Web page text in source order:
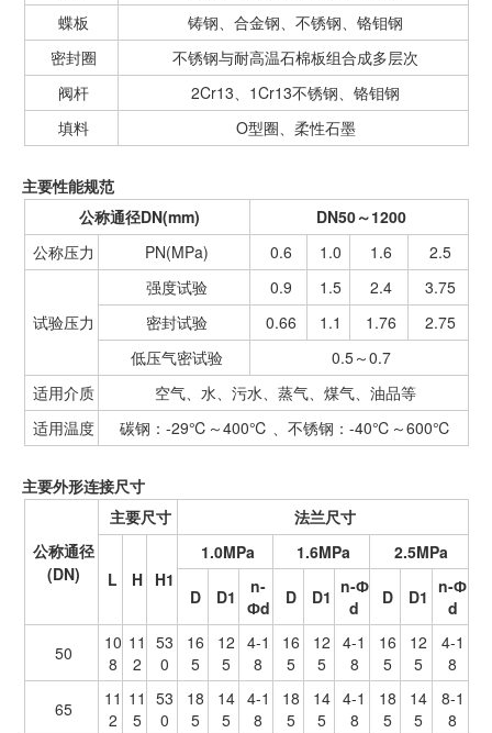
蝶板
铸钢、合金钢、不锈钢、铬钼钢
密封圈
不锈钢与耐高温石棉板组合成多层次
阀杆
2Cr13、1Cr13不锈钢、铬钼钢
填料
O型圈、柔性石墨
主要性能规范
公称通径DN(mm)
DN50～1200
公称压力
PN(MPa) 0.6 1.0 1.6 2.5
试验压力
强度试验 0.9 1.5 2.4
3.75
密封试验
0.66 1.1 1.76
2.75
低压气密试验
0.5～0.7
适用介质
空气、水、污水、蒸气、煤气、油品等
适用温度
碳钢：-29℃～400℃ 、不锈钢：-40℃～600℃
主要外形连接尺寸
公称通径
(DN)
主要尺寸 法兰尺寸
L H H1
1.0MPa 1.6MPa 2.5MPa
D D1
n-
Фd
D D1 n-Ф
d
D D1 n-Ф
d
50
10
8
11
2
53
0
16
5
12
5
4-1
8
16
5
12
5
4-1
8
16
5
12
5
4-1
8
65
11
2
11
5
53
0
18
5
14
5
4-1
8
18
5
14
5
4-1
8
18
5
14
5
8-1
8